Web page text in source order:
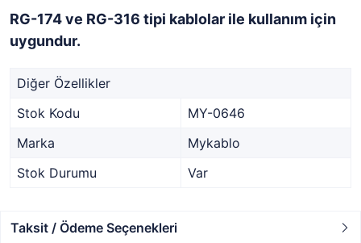
RG-174 ve RG-316 tipi kablolar ile kullanım için
uygundur.
Diğer Özellikler
Stok Kodu
MY-0646
Marka
Mykablo
Stok Durumu
Var
Taksit / Ödeme Seçenekleri